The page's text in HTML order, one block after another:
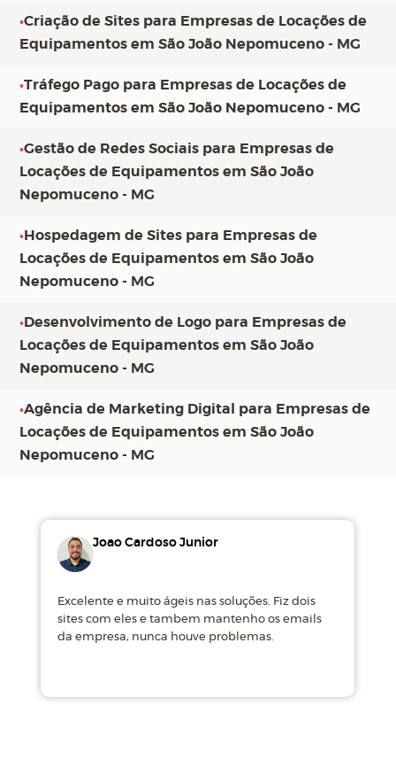
•Criação de Sites para Empresas de Locações de
Equipamentos em São João Nepomuceno - MG
•Tráfego Pago para Empresas de Locações de
Equipamentos em São João Nepomuceno - MG
•Gestão de Redes Sociais para Empresas de
Locações de Equipamentos em São João
Nepomuceno - MG
•Hospedagem de Sites para Empresas de
Locações de Equipamentos em São João
Nepomuceno - MG
•Desenvolvimento de Logo para Empresas de
Locações de Equipamentos em São João
Nepomuceno - MG
•Agência de Marketing Digital para Empresas de
Locações de Equipamentos em São João
Nepomuceno - MG
Joao Cardoso Junior
Excelente e muito ágeis nas soluções. Fiz dois
sites com eles e tambem mantenho os emails
da empresa, nunca houve problemas.